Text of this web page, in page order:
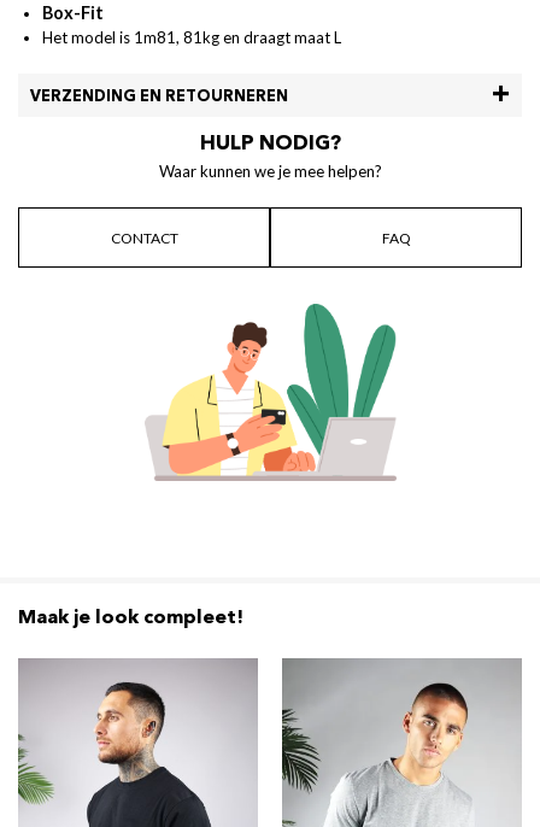
Box-Fit
Het model is 1m81, 81kg en draagt maat L
VERZENDING EN RETOURNEREN
HULP NODIG?
Waar kunnen we je mee helpen?
CONTACT FAQ
Maak je look compleet!